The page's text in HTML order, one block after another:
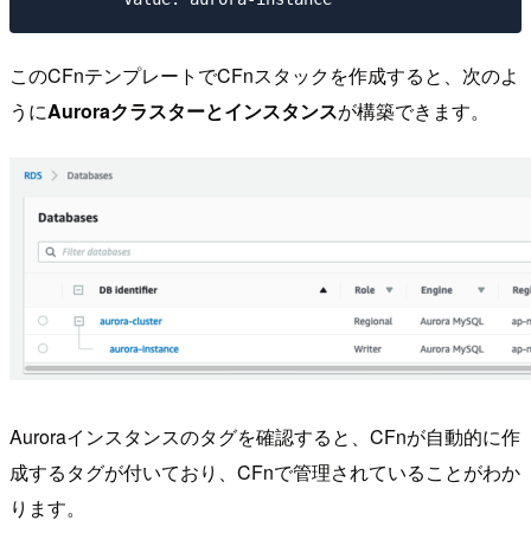
このCFnテンプレートでCFnスタックを作成すると、次のよ
うにAuroraクラスターとインスタンスが構築できます。
Auroraインスタンスのタグを確認すると、CFnが自動的に作
成するタグが付いており、CFnで管理されていることがわか
ります。